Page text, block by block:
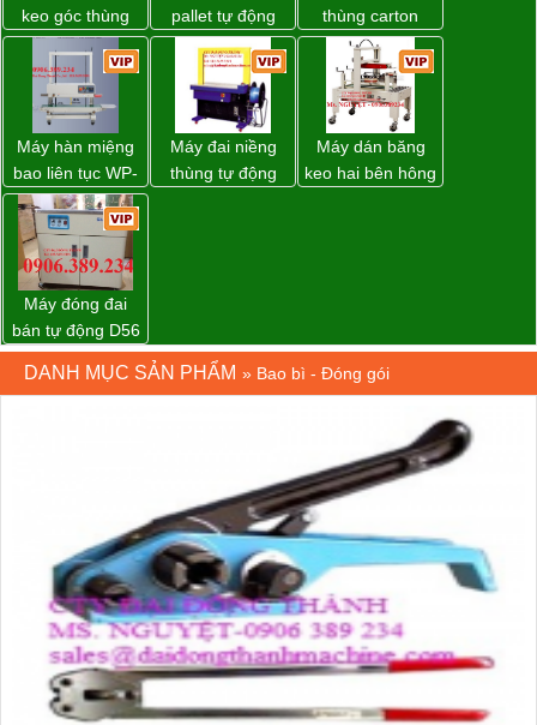
keo góc thùng
carton giá tốt
Đồng Nai
pallet tự động
WP-55 chính
hãng Wellpack
giá tốt
thùng carton
dùng khí nén giá
tốt
Máy hàn miệng
bao liên tục WP-
1200V chính
hãng giá tốt
Máy đai niềng
thùng tự động
Máy dán băng
keo hai bên hông
Máy đóng đai
bán tự động D56
Strapack
DANH MỤC SẢN PHẨM » Bao bì - Đóng gói